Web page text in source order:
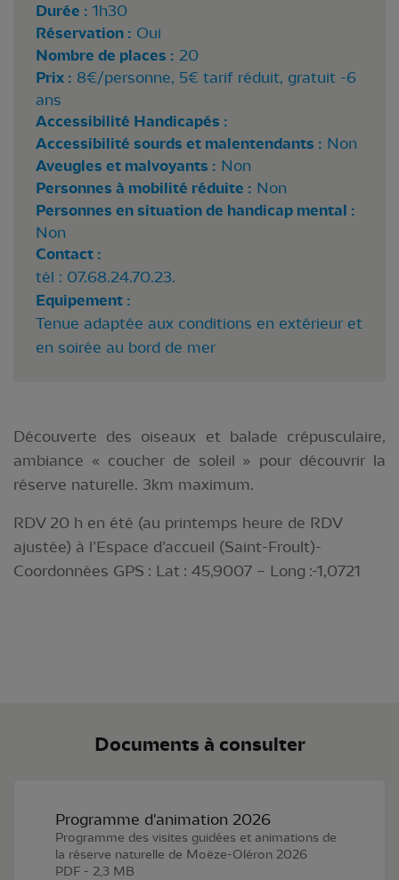
Durée : 1h30
Réservation : Oui
Nombre de places : 20
Prix : 8€/personne, 5€ tarif réduit, gratuit -6
ans
Accessibilité Handicapés :
Accessibilité sourds et malentendants : Non
Aveugles et malvoyants : Non
Personnes à mobilité réduite : Non
Personnes en situation de handicap mental :
Non
Contact :
tél : 07.68.24.70.23.
Equipement :
Tenue adaptée aux conditions en extérieur et
en soirée au bord de mer
Découverte des oiseaux et balade crépusculaire,
ambiance « coucher de soleil » pour découvrir la
réserve naturelle. 3km maximum.
RDV 20 h en été (au printemps heure de RDV
ajustée) à l’Espace d’accueil (Saint-Froult)-
Coordonnées GPS : Lat : 45,9007 – Long :-1,0721
Documents à consulter
Programme d'animation 2026
Programme des visites guidées et animations de
la réserve naturelle de Moëze-Oléron 2026
PDF - 2,3 MB